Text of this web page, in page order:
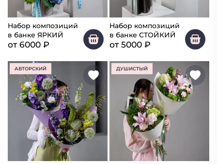
Набор композиций
в банке ЯРКИЙ
от6000 ₽
Набор композиций
в банке СТОЙКИЙ
от5000 ₽
АВТОРСКИЙ ДУШИСТЫЙ